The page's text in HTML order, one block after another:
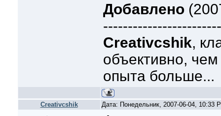
Добавлено
Creativcshik,
объективно,
опыта больше...
Creativcshik
Дата: Понедельник, 2007-06-04, 10:33